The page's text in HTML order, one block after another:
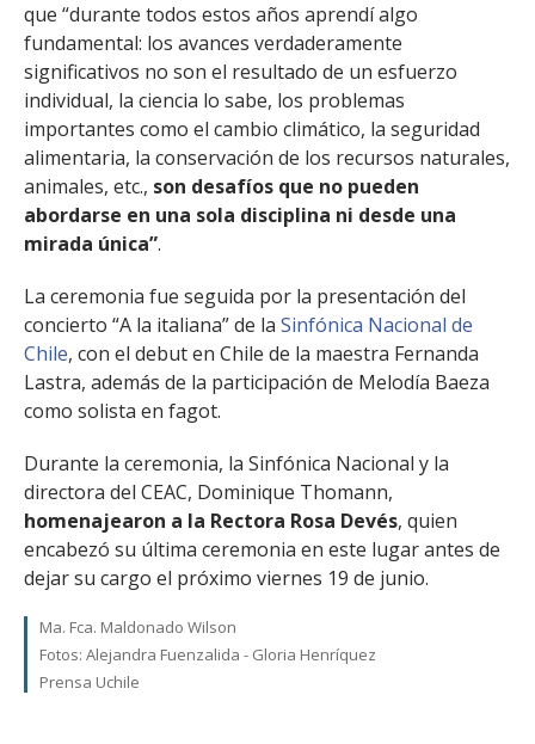
que “durante todos estos años aprendí algo
fundamental: los avances verdaderamente
significativos no son el resultado de un esfuerzo
individual, la ciencia lo sabe, los problemas
importantes como el cambio climático, la seguridad
alimentaria, la conservación de los recursos naturales,
animales, etc., son desafíos que no pueden
abordarse en una sola disciplina ni desde una
mirada única”.
La ceremonia fue seguida por la presentación del
concierto “A la italiana” de la Sinfónica Nacional de
Chile, con el debut en Chile de la maestra Fernanda
Lastra, además de la participación de Melodía Baeza
como solista en fagot.
Durante la ceremonia, la Sinfónica Nacional y la
directora del CEAC, Dominique Thomann,
homenajearon a la Rectora Rosa Devés, quien
encabezó su última ceremonia en este lugar antes de
dejar su cargo el próximo viernes 19 de junio.
Ma. Fca. Maldonado Wilson
Fotos: Alejandra Fuenzalida - Gloria Henríquez
Prensa Uchile